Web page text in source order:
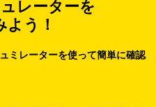
レーターを
よう！
ミレーターを使って簡単に確認